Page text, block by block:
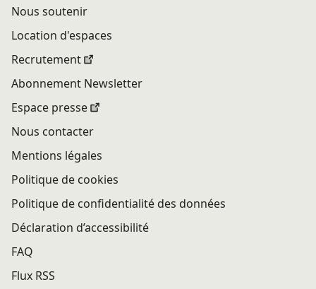
Nous soutenir
Location d'espaces
Recrutement
Abonnement Newsletter
Espace presse
Nous contacter
Mentions légales
Politique de cookies
Politique de confidentialité des données
Déclaration d’accessibilité
FAQ
Flux RSS